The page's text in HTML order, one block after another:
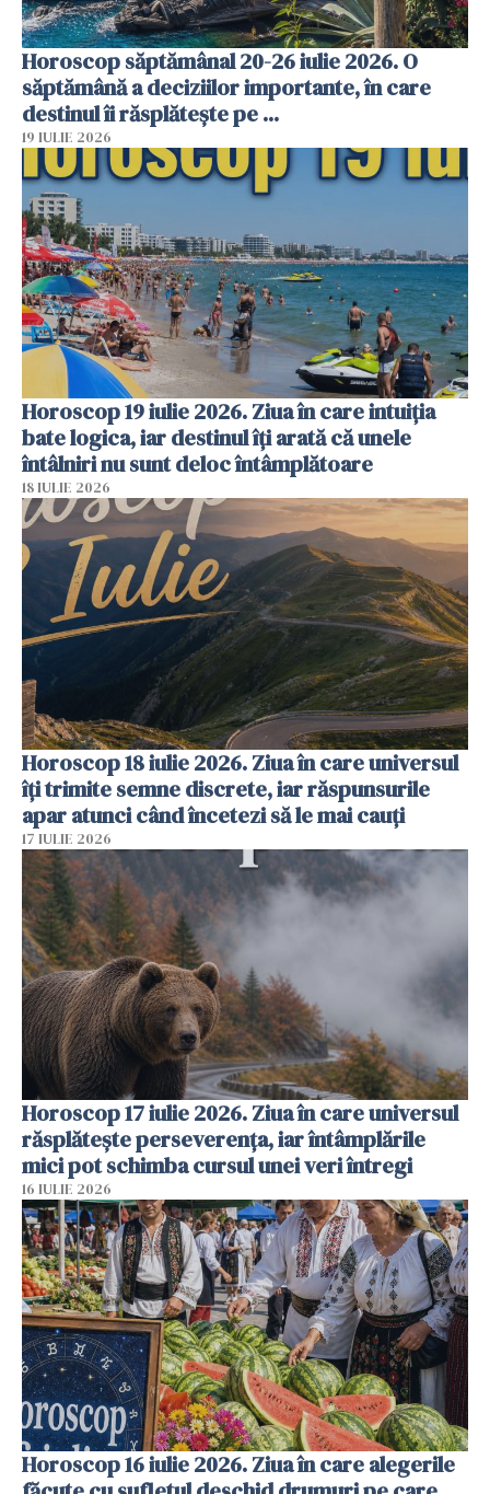
Horoscop săptămânal 20-26 iulie 2026. O
săptămână a deciziilor importante, în care
destinul îi răsplătește pe ...
19 IULIE 2026
Horoscop 19 iulie 2026. Ziua în care intuiția
bate logica, iar destinul îți arată că unele
întâlniri nu sunt deloc întâmplătoare
18 IULIE 2026
Horoscop 18 iulie 2026. Ziua în care universul
îți trimite semne discrete, iar răspunsurile
apar atunci când încetezi să le mai cauți
17 IULIE 2026
Horoscop 17 iulie 2026. Ziua în care universul
răsplătește perseverența, iar întâmplările
mici pot schimba cursul unei veri întregi
16 IULIE 2026
Horoscop 16 iulie 2026. Ziua în care alegerile